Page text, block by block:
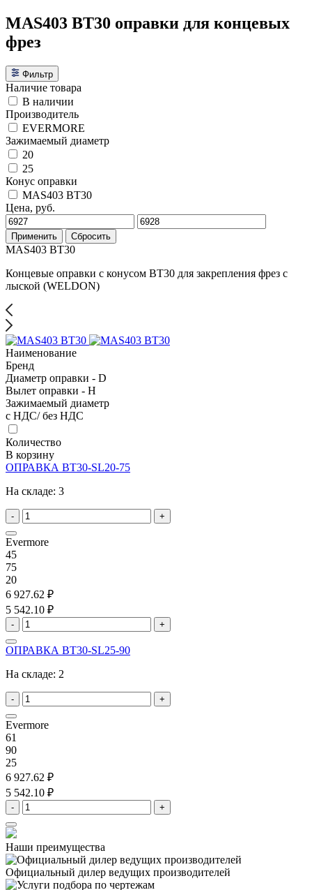
MAS403 BT30 оправки для концевых
фрез
Фильтр
Наличие товара
В наличии
Производитель
EVERMORE
Зажимаемый диаметр
20
25
Конус оправки
MAS403 BT30
Цена, руб.
Применить Сбросить
MAS403 BT30
Концевые оправки с конусом BT30 для закрепления фрез с
лыской (WELDON)
Наименование
Бренд
Диаметр оправки - D
Вылет оправки - H
Зажимаемый диаметр
с НДС/ без НДС
Количество
В корзину
ОПРАВКА BT30-SL20-75
На складе: 3
- +
Evermore
45
75
20
6 927.62 ₽
5 542.10 ₽
- +
ОПРАВКА BT30-SL25-90
На складе: 2
- +
Evermore
61
90
25
6 927.62 ₽
5 542.10 ₽
- +
Наши преимущества
Официальный дилер ведущих производителей